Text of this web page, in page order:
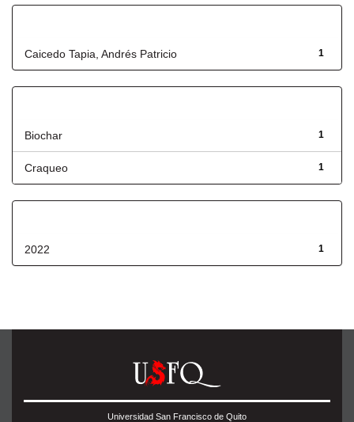
1
Caicedo Tapia, Andrés Patricio
1
Biochar
1
Craqueo
1
2022
Universidad San Francisco de Quito